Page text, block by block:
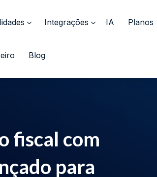
Integrações IA Planos
Blog
fiscal com
para